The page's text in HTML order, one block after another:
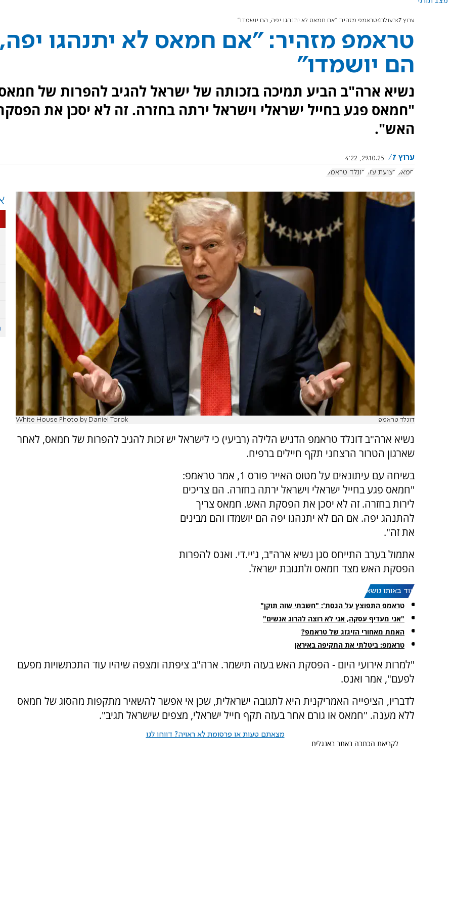
ערוץ 7 בעולם טראמפ מזהיר: "אם חמאס לא יתנהגו יפה, הם יושמדו"
טראמפ מזהיר: "אם חמאס לא יתנהגו
הם יושמדו"
נשיא ארה"ב הביע תמיכה בזכותה של ישראל להגיב להפרות של
"חמאס פגע בחייל ישראלי וישראל ירתה בחזרה. זה לא יסכן את
האש".
ערוץ 7
29.10.25, 4:22
חמאס רצועת עזה דונלד טראמפ
דונלד טראמפ White House Photo by Daniel Torok
נשיא ארה"ב דונלד טראמפ הדגיש הלילה (רביעי) כי לישראל יש זכות להגיב להפרות של חמאס, לאחר
שארגון הטרור הרצחני תקף חיילים ברפיח.
בשיחה עם עיתונאים על מטוס האייר פורס 1, אמר טראמפ:
"חמאס פגע בחייל ישראלי וישראל ירתה בחזרה. הם צריכים
לירות בחזרה. זה לא יסכן את הפסקת האש. חמאס צריך
להתנהג יפה. אם הם לא יתנהגו יפה הם יושמדו והם מבינים
את זה".
אתמול בערב התייחס סגן נשיא ארה"ב, ג'יי.די. ואנס להפרות
הפסקת האש מצד חמאס ולתגובת ישראל.
עוד באותו נושא:
טראמפ התפוצץ על הגסת': "חשבתי שזה תוקן"
"אני מעדיף עסקה, אני לא רוצה להרוג אנשים"
האמת מאחורי הזיגזג של טראמפ?
טראמפ: ביטלתי את התקיפה באיראן
"למרות אירועי היום - הפסקת האש בעזה תישמר. ארה"ב ציפתה ומצפה שיהיו עוד התכתשויות מפעם
לפעם", אמר ואנס.
לדבריו, הציפייה האמריקנית היא לתגובה ישראלית, שכן אי אפשר להשאיר מתקפות מהסוג של חמאס
ללא מענה. "חמאס או גורם אחר בעזה תקף חייל ישראלי, מצפים שישראל תגיב".
מצאתם טעות או פרסומת לא ראויה? דווחו לנו
לקריאת הכתבה באתר באנגלית